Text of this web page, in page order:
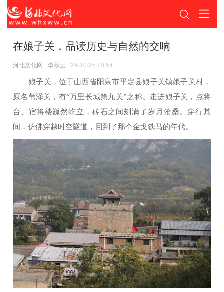
在娘子关，品读历史与自然的交响
河北文化网 李秋云 24-10-25 20:54
娘子关，位于山西省阳泉市平定县娘子关镇娘子关村，
原名苇泽关，有“万里长城第九关”之称。走进娘子关，点将
台、宿将楼巍然屹立，砖石之间刻满了岁月沧桑。穿行其
间，仿佛穿越时空隧道，回到了那个金戈铁马的年代。